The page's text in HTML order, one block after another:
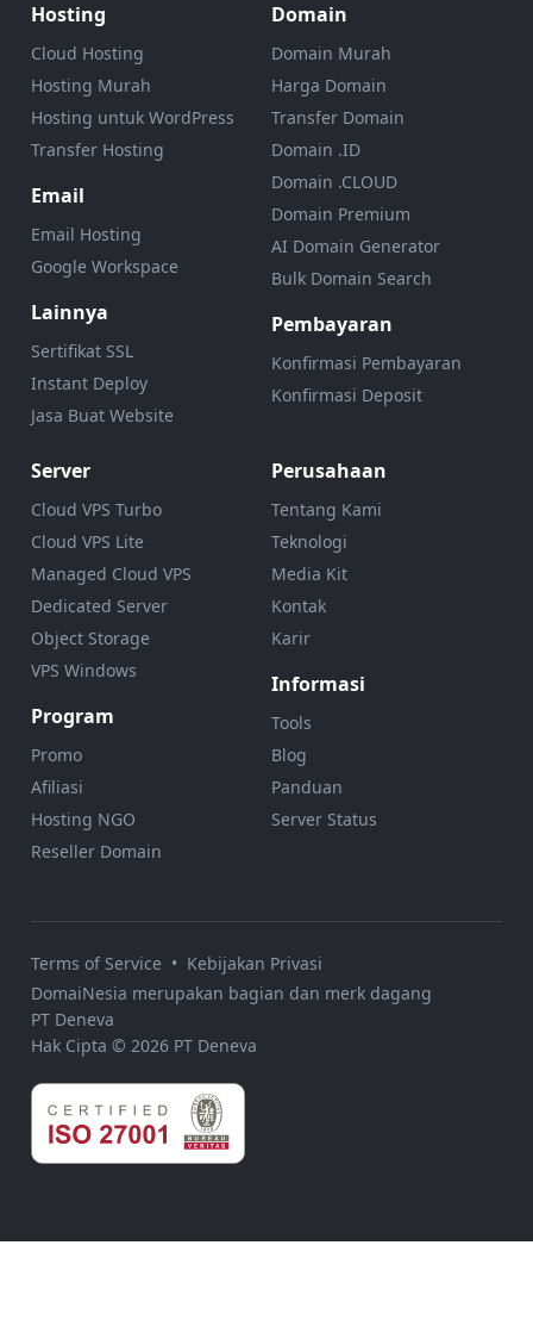
Hosting
Cloud Hosting
Hosting Murah
Hosting untuk WordPress
Transfer Hosting
Email
Email Hosting
Google Workspace
Lainnya
Sertifikat SSL
Instant Deploy
Jasa Buat Website
Domain
Domain Murah
Harga Domain
Transfer Domain
Domain .ID
Domain .CLOUD
Domain Premium
AI Domain Generator
Bulk Domain Search
Pembayaran
Konfirmasi Pembayaran
Konfirmasi Deposit
Server
Cloud VPS Turbo
Cloud VPS Lite
Managed Cloud VPS
Dedicated Server
Object Storage
VPS Windows
Program
Promo
Afiliasi
Hosting NGO
Reseller Domain
Perusahaan
Tentang Kami
Teknologi
Media Kit
Kontak
Karir
Informasi
Tools
Blog
Panduan
Server Status
Terms of Service • Kebijakan Privasi
DomaiNesia merupakan bagian dan merk dagang
PT Deneva
Hak Cipta © 2026 PT Deneva